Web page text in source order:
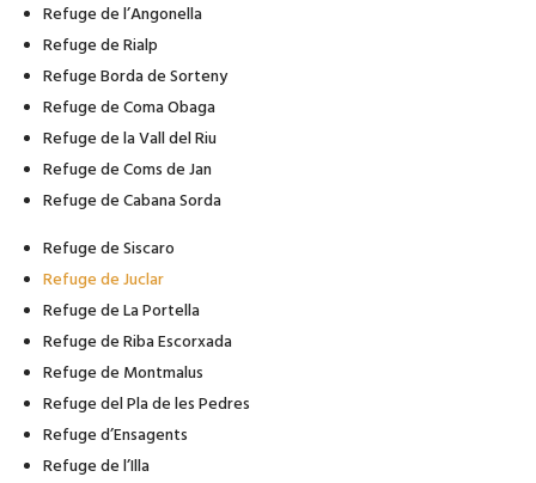
Refuge de l’Angonella
Refuge de Rialp
Refuge Borda de Sorteny
Refuge de Coma Obaga
Refuge de la Vall del Riu
Refuge de Coms de Jan
Refuge de Cabana Sorda
Refuge de Siscaro
Refuge de Juclar
Refuge de La Portella
Refuge de Riba Escorxada
Refuge de Montmalus
Refuge del Pla de les Pedres
Refuge d’Ensagents
Refuge de l’Illa